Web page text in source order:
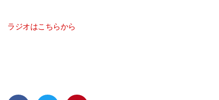
ラジオはこちらから